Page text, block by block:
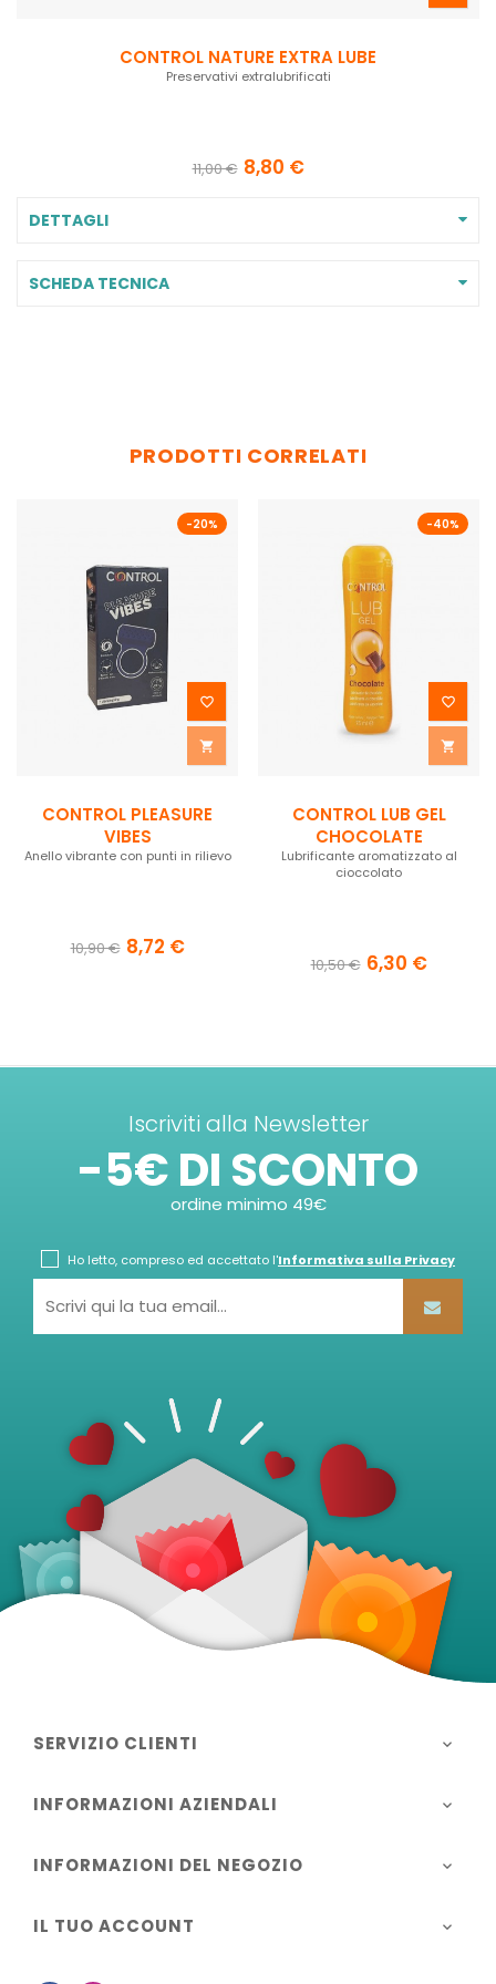
CONTROL NATURE EXTRA LUBE
Preservativi extralubrificati
11,00 € 8,80 €
DETTAGLI
SCHEDA TECNICA
PRODOTTI CORRELATI
-20%


CONTROL PLEASURE
VIBES
Anello vibrante con punti in rilievo
10,90 € 8,72 €
-40%


CONTROL LUB GEL
CHOCOLATE
Lubrificante aromatizzato al
cioccolato
10,50 € 6,30 €
Iscriviti alla Newsletter
-5€ DI SCONTO
ordine minimo 49€
Ho letto, compreso ed accettato l'Informativa sulla Privacy
SERVIZIO CLIENTI 
INFORMAZIONI AZIENDALI 
INFORMAZIONI DEL NEGOZIO 
IL TUO ACCOUNT 